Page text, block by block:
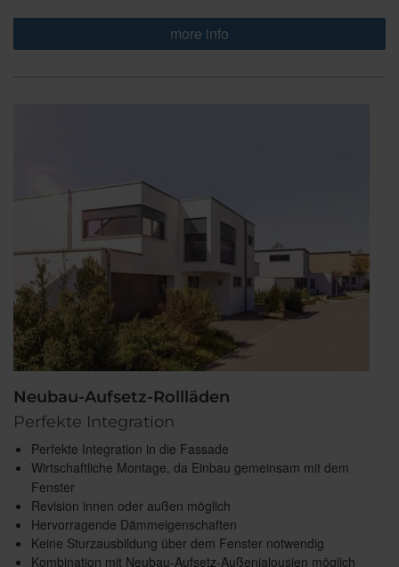
more info
Neubau-Aufsetz-Rollläden
Perfekte Integration
Perfekte Integration in die Fassade
Wirtschaftliche Montage, da Einbau gemeinsam mit dem
Fenster
Revision innen oder außen möglich
Hervorragende Dämmeigenschaften
Keine Sturzausbildung über dem Fenster notwendig
Kombination mit Neubau-Aufsetz-Außenjalousien möglich